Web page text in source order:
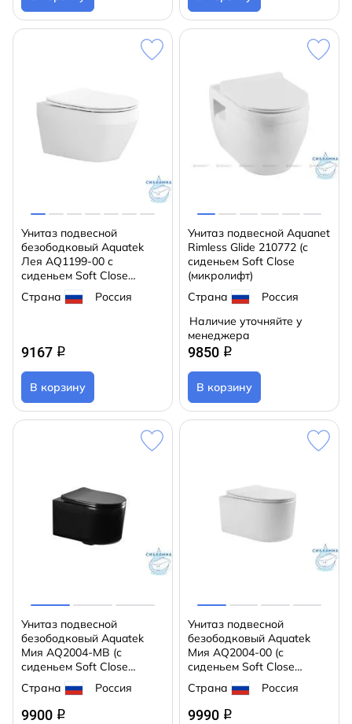
Унитаз подвесной
безободковый Aquatek
Лея AQ1199-00 с
сиденьем Soft Close
(микролифт)
Страна Россия
9167 q
В корзину
Унитаз подвесной Aquanet
Rimless Glide 210772 (с
сиденьем Soft Close
(микролифт)
Страна
Россия
Наличие уточняйте у
менеджера
9850 q
В корзину
Унитаз подвесной
безободковый Aquatek
Мия AQ2004-MB (с
сиденьем Soft Close
(микролифт)
Страна Россия
9900 q
Унитаз подвесной
безободковый Aquatek
Мия AQ2004-00 (с
сиденьем Soft Close
(микролифт)
Страна Россия
9990 q